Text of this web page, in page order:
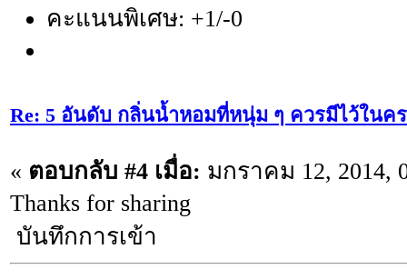
คะแนนพิเศษ: +1/-0
Re: 5 อันดับ กลิ่นน้ำหอมที่หนุ่ม ๆ ควรมีไว้ในค
« ตอบกลับ #4 เมื่อ: มกราคม 12, 2014,
Thanks for sharing
บันทึกการเข้า